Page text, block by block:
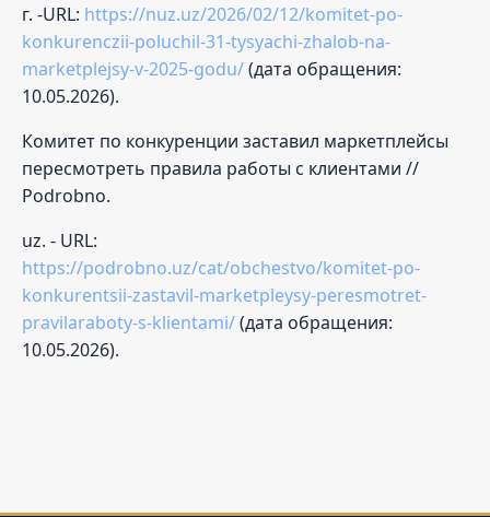
г. -URL: https://nuz.uz/2026/02/12/komitet-po-
konkurenczii-poluchil-31-tysyachi-zhalob-na-
marketplejsy-v-2025-godu/(дата обращения:
10.05.2026).
Комитет по конкуренции заставил маркетплейсы
пересмотреть правила работы с клиентами //
Podrobno.
uz. - URL:
https://podrobno.uz/cat/obchestvo/komitet-po-
konkurentsii-zastavil-marketpleysy-peresmotret-
pravilaraboty-s-klientami/(дата обращения:
10.05.2026).